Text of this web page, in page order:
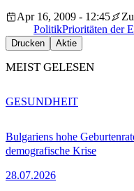
Apr 16, 2009 - 12:45
PolitikPrioritäten der
Drucken Aktie
MEIST GELESEN
Bulgariens hohe
demografische Krise
28.07.2026
GESUNDHEIT